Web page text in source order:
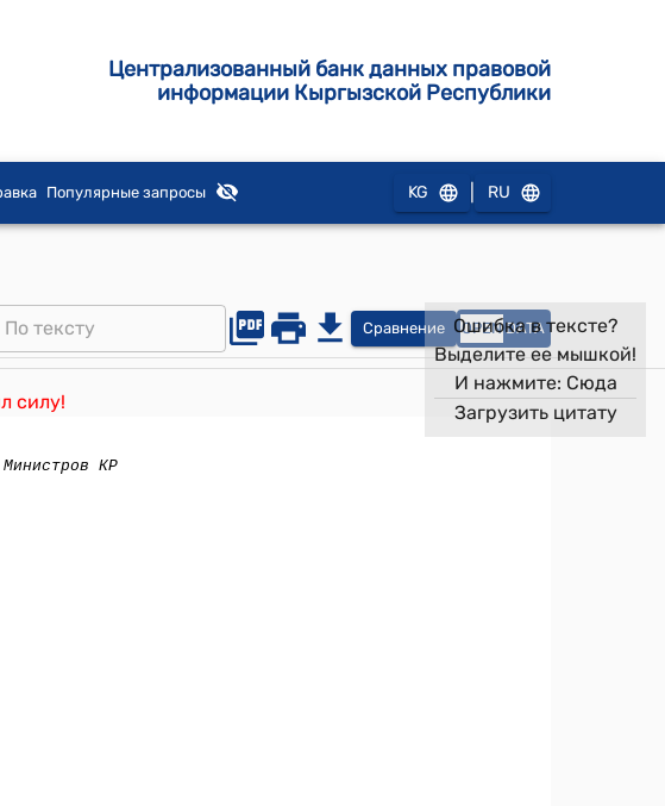
Централизованный банк данных правовой
информации Кыргызской Республики
Популярные запросы KG RU
Сравнение OPEN DATA
силу!
Ошибка в тексте?
Выделите ее мышкой!
И нажмите: Сюда
Загрузить цитату